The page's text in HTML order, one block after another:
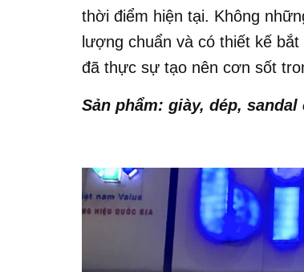
thời điểm hiện tại. Không
lượng chuẩn và có thiết kế
đã thực sự tạo nên cơn sốt
Sản phẩm: giày, dép,